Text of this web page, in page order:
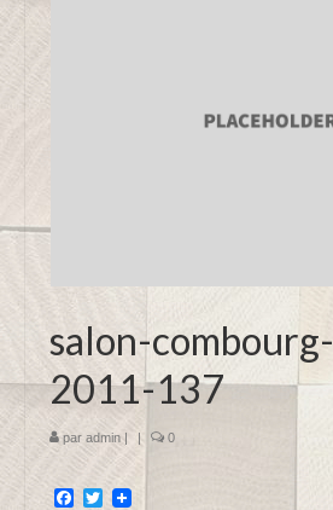
salon-combourg-
2011-137
par admin | | 0
Facebook
Twitter